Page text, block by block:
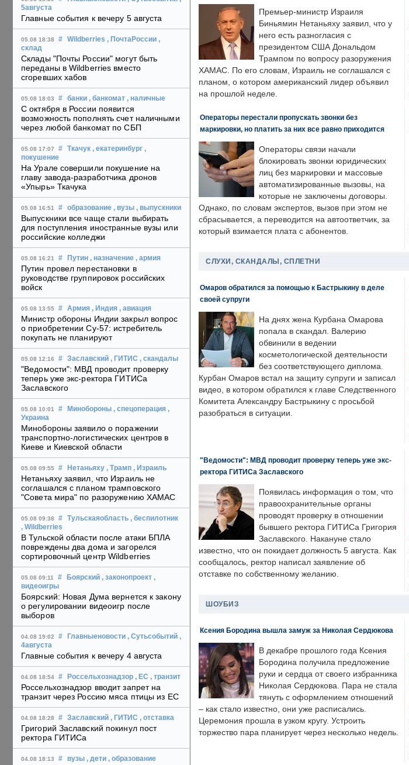
5августа
Главные события к вечеру 5 августа
05.08 18:38 # Wildberries , ПочтаРоссии ,
склад
Склады "Почты России" могут быть
переданы в Wildberries вместо
сгоревших хабов
05.08 18:03 # банки , банкомат , наличные
С октября в России появится
возможность пополнять счет наличными
через любой банкомат по СБП
05.08 17:07 # Ткачук , екатеринбург ,
покушение
На Урале совершили покушение на
главу завода-разработчика дронов
«Упырь» Ткачука
05.08 16:51 # образование , вузы , выпускники
Выпускники все чаще стали выбирать
для поступления иностранные вузы или
российские колледжи
05.08 16:21 # Путин , назначение , армия
Путин провел перестановки в
руководстве группировок российских
войск
05.08 13:55 # Армия , Индия , авиация
Министр обороны Индии закрыл вопрос
о приобретении Су-57: истребитель
покупать не планируют
05.08 12:16 # Заславский , ГИТИС , скандалы
"Ведомости": МВД проводит проверку
теперь уже экс-ректора ГИТИСа
Заславского
05.08 10:01 # Минобороны , спецоперация ,
Украина
Минобороны заявило о поражении
транспортно-логистических центров в
Киеве и Киевской области
05.08 09:55 # Нетаньяху , Трамп , Израиль
Нетаньяху заявил, что Израиль не
соглашался с планом трамповского
"Совета мира" по разоружению ХАМАС
05.08 09:38 # Тульскаяобласть , беспилотник
, Wildberries
В Тульской области после атаки БПЛА
повреждены два дома и загорелся
сортировочный центр Wildberries
05.08 09:11 # Боярский , законопроект ,
видеоигры
Боярский: Новая Дума вернется к закону
о регулировании видеоигр после
выборов
04.08 19:02 # Главныеновости , Сутьсобытий ,
4августа
Главные события к вечеру 4 августа
04.08 18:54 # Россельхознадзор , ЕС , транзит
Россельхознадзор вводит запрет на
транзит через Россию мяса птицы из ЕС
04.08 18:28 # Заславский , ГИТИС , отставка
Григорий Заславский покинул пост
ректора ГИТИСа
04.08 18:13 # вузы , дети , образование
Премьер-министр Израиля
Биньямин Нетаньяху заявил, что у
него есть разногласия с
президентом США Дональдом
Трампом по вопросу разоружения
ХАМАС. По его словам, Израиль не соглашался с
планом, о котором американский лидер объявил
на прошлой неделе.
Операторы перестали пропускать звонки без
маркировки, но платить за них все равно приходится
Операторы связи начали
блокировать звонки юридических
лиц без маркировки и массовые
автоматизированные вызовы, на
которые не заключены договоры.
Однако, по словам экспертов, вызов при этом не
сбрасывается, а переводится на автоответчик, за
который взимается плата с абонентов.
СЛУХИ, СКАНДАЛЫ, СПЛЕТНИ
Омаров обратился за помощью к Бастрыкину в деле
своей супруги
На днях жена Курбана Омарова
попала в скандал. Валерию
обвинили в ведении
косметологической деятельности
без соответствующего диплома.
Курбан Омаров встал на защиту супруги и записал
видео, в котором обратился к главе Следственного
Комитета Александру Бастрыкину с просьбой
разобраться в ситуации.
"Ведомости": МВД проводит проверку теперь уже экс-
ректора ГИТИСа Заславского
Появилась информация о том, что
правоохранительные органы
проводят проверку в отношении
бывшего ректора ГИТИСа Григория
Заславского. Накануне стало
известно, что он покидает должность 5 августа. Как
сообщалось, ректор написал заявление об
отставке по собственному желанию.
ШОУБИЗ
Ксения Бородина вышла замуж за Николая Сердюкова
В декабре прошлого года Ксения
Бородина получила предложение
руки и сердца от своего избранника
Николая Сердюкова. Пара не стала
тянуть с оформлением отношений
– как стало известно, они уже расписались.
Церемония прошла в узком кругу. Устроить
торжество пара планирует через несколько недель.